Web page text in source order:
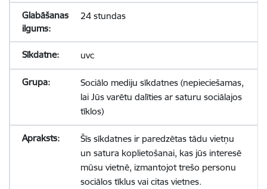
24 stundas
uvc
Sociālo mediju sīkdatnes (nepieciešamas,
lai Jūs varētu dalīties ar saturu sociālajos
tīklos)
Šīs sīkdatnes ir paredzētas tādu vietņu
un satura koplietošanai, kas jūs interesē
mūsu vietnē, izmantojot trešo personu
sociālos tīklus vai citas vietnes.